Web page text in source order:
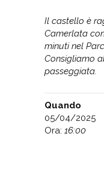
Il castello è
Camerlata
minuti nel
Consigliamo
passeggiata.
Quando
05/04/2025
Ora: 16:00